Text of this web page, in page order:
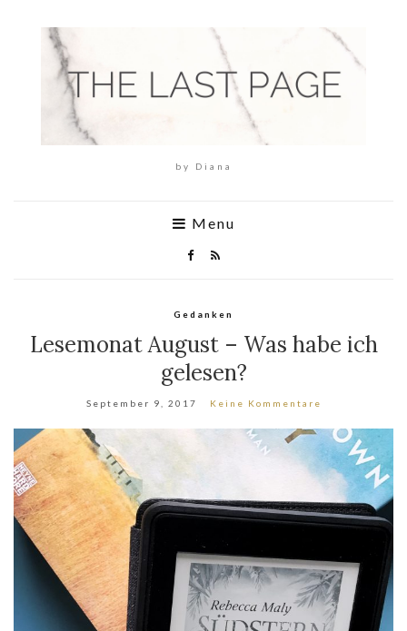
by Diana
Menu
Gedanken
Lesemonat August – Was habe ich
gelesen?
September 9, 2017 Keine Kommentare